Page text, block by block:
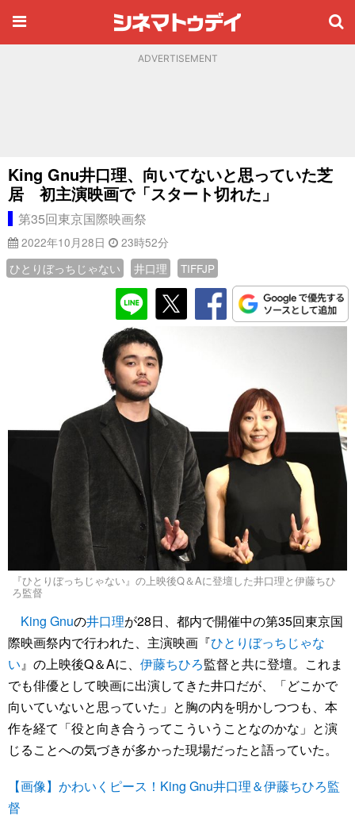
ADVERTISEMENT
King Gnu井口理、向いてないと思っていた芝
居 初主演映画で「スタート切れた」
第35回東京国際映画祭
2022年10月28日
23時52分
ひとりぼっちじゃない
井口理 TIFFJP
『ひとりぼっちじゃない』の上映後Q＆Aに登壇した井口理と伊藤ちひ
ろ監督
King Gnuの井口理が28日、都内で開催中の第35回東京国
際映画祭内で行われた、主演映画『ひとりぼっちじゃな
い』の上映後Q＆Aに、 伊藤ちひろ監督と共に登壇。これま
でも俳優として映画に出演してきた井口だが、「どこかで
向いていないと思っていた」と胸の内を明かしつつも、本
作を経て「役と向き合うってこういうことなのかな」と演
じることへの気づきが多かった現場だったと語っていた。
【画像】かわいくピース！King Gnu井口理＆伊藤ちひろ監
督